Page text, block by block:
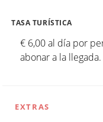
TASA TURÍSTICA
€ 6,00 al día por
abonar a la
EXTRAS